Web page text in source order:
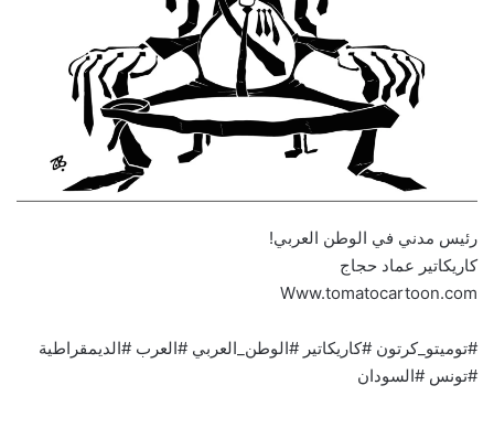
رئيس مدني في الوطن العربي!
كاريكاتير عماد حجاج
Www.tomatocartoon.com
#توميتو_كرتون #كاريكاتير #الوطن_العربي #العرب #الديمقراطية
#تونس #السودان